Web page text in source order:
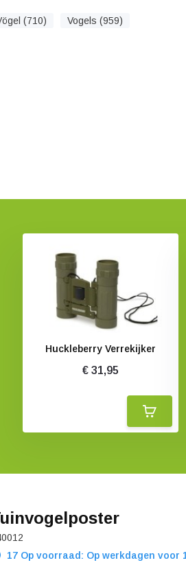
(710) Vogels (959)
Huckleberry Verrekijker
€ 31,95
17 Op voorraad: Op werkdagen voor